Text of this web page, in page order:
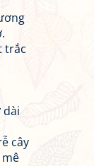
trắc
cây